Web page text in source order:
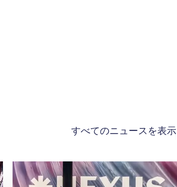
すべてのニュースを表示